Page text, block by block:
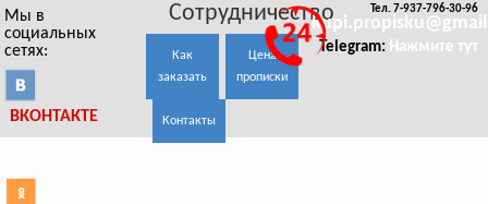
Мы в
социальных
сетях:
ВКОНТАКТЕ
Сотрудничество
Как
заказать
Цена
прописки
Контакты
Тел. 7-937-796-30-96
Telegram: Нажмите тут